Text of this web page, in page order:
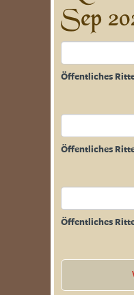
Sep
Öffentliches
Öffentliches
Öffentliches